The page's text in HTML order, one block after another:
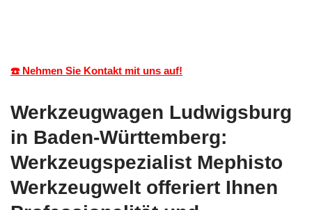
☎️ Nehmen Sie Kontakt mit uns auf!
Werkzeugwagen Ludwigsburg
in Baden-Württemberg:
Werkzeugspezialist Mephisto
Werkzeugwelt offeriert Ihnen